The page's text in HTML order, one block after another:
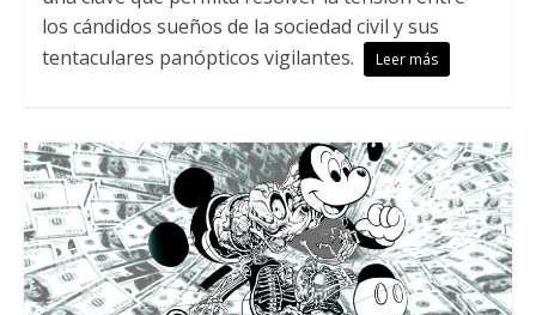
los cándidos sueños de la sociedad civil y sus
tentaculares panópticos vigilantes.
Leer más